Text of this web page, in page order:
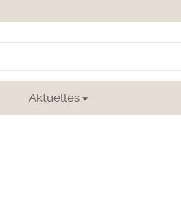
Aktuelles